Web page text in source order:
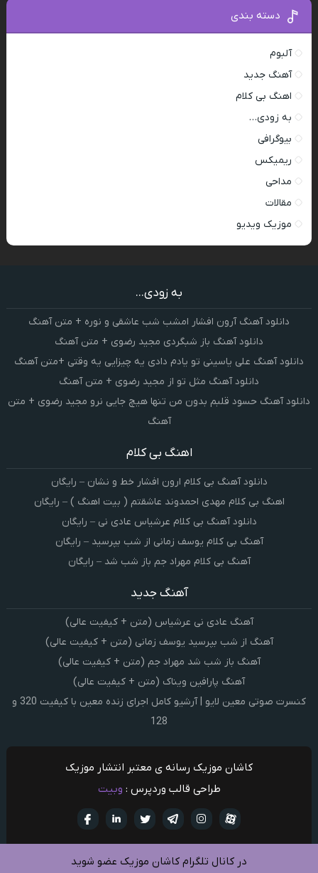
دسته بندی
آلبوم
آهنگ جدید
اهنگ بی کلام
به زودی…
بیوگرافی
ریمیکس
مداحی
مقالات
موزیک ویدیو
به زودی...
دانلود آهنگ آرون افشار امشب شب عاشقی و نوره + متن آهنگ
دانلود آهنگ باز شبگردی مجید رضوی + متن آهنگ
دانلود آهنگ علی یاسینی تو یادم دادی یه چیزایی یه وقتی +متن آهنگ
دانلود آهنگ مثل تو از مجید رضوی + متن آهنگ
دانلود آهنگ حسود قلبم بدون من تنها هیچ جایی نرو مجید رضوی + متن
آهنگ
اهنگ بی کلام
دانلود آهنگ بی کلام ارون افشار خط و نشان – رایگان
اهنگ بی کلام مهدی احمدوند عاشقتم ( بیت اهنگ ) – رایگان
دانلود آهنگ بی کلام عرشیاس عادی نی – رایگان
آهنگ بی کلام یوسف زمانی از شب بپرسید – رایگان
آهنگ بی کلام مهراد جم باز شب شد – رایگان
آهنگ جدید
آهنگ عادی نی عرشیاس (متن + کیفیت عالی)
آهنگ از شب بپرسید یوسف زمانی (متن + کیفیت عالی)
آهنگ باز شب شد مهراد جم (متن + کیفیت عالی)
آهنگ پارافین ویناک (متن + کیفیت عالی)
کنسرت صوتی معین لایو | آرشیو کامل اجرای زنده معین با کیفیت 320 و
128
کاشان موزیک رسانه ی معتبر انتشار موزیک
طراحی قالب وردپرس : وبیت
تويتر تلگرام
اینستاگرام آپارات
در کانال تلگرام کاشان موزیک عضو شوید